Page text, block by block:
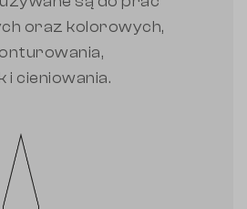
oraz kolorowych,
i cieniowania.